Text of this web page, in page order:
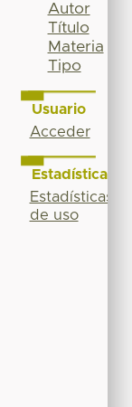
Autor
Título
Materia
Tipo
Usuario
Acceder
Estadísticas
Estadísticas
de uso